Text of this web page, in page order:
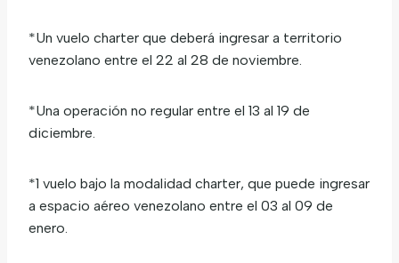
*Un vuelo charter que deberá ingresar a territorio
venezolano entre el 22 al 28 de noviembre.
*Una operación no regular entre el 13 al 19 de
diciembre.
*1 vuelo bajo la modalidad charter, que puede ingresar
a espacio aéreo venezolano entre el 03 al 09 de
enero.